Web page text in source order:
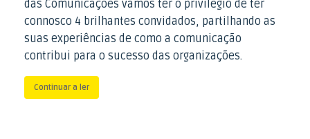
das Comunicações vamos ter o privilégio de ter
connosco 4 brilhantes convidados, partilhando as
suas experiências de como a comunicação
contribui para o sucesso das organizações.
Continuar a ler